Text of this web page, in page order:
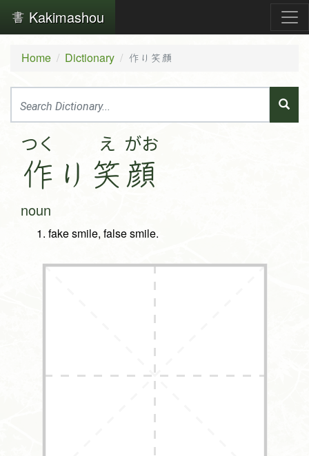
Kakimashou
Home Dictionary 作り笑顔
つく
作 り
え
笑
がお
顔
noun
fake smile, false smile.